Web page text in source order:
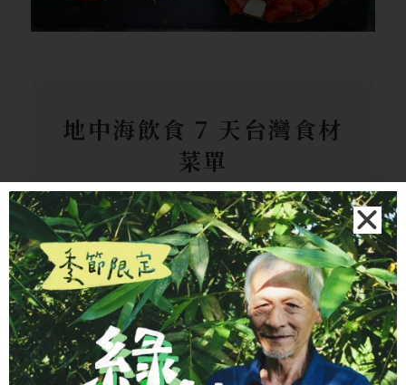
地中海飲食 7 天台灣食材
菜單
週一｜糙米鯖魚便當
糙米飯 + 烤鯖魚 + 燙青菜（淋初
榨橄欖油） + 一小把杏仁。鯖魚
是 Omega-3 豐富的好魚類來源